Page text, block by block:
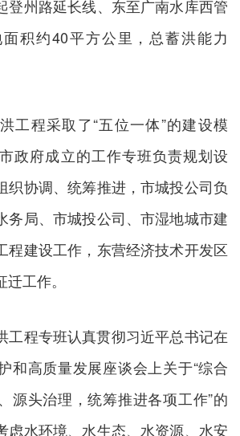
登州路延长线、东至广南水库西管
积约40平方公里，总蓄洪能力
程采取了“五位一体”的建设模
政府成立的工作专班负责规划设
织协调、统筹推进，市城投公司负
务局、市城投公司、市湿地城市建
程建设工作，东营经济技术开发区
工作。
程专班认真贯彻习近平总书记在
和高质量发展座谈会上关于“综合
源头治理，统筹推进各项工作”的
虑水环境、水生态、水资源、水安